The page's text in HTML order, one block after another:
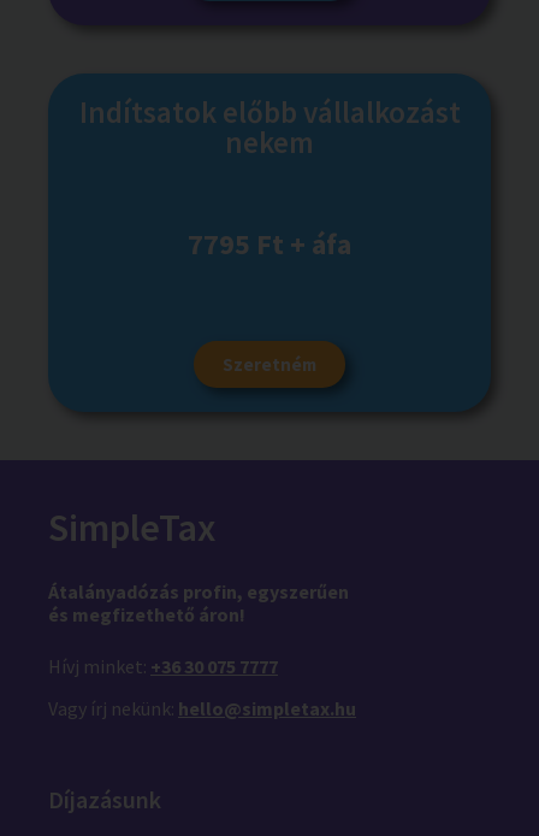
Indítsatok előbb vállalkozást
nekem
7795 Ft + áfa
Szeretném
SimpleTax
Átalányadózás profin, egyszerűen
és megfizethető áron!
Hívj minket: +36 30 075 7777
Vagy írj nekünk: hello@simpletax.hu
Díjazásunk